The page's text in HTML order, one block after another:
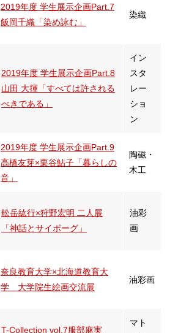
2019年度 学生展示企画Part.7
飯岡千織「染め詠む」
染織
2019年度 学生展示企画Part.8
山田 大揮「すべては許される
べきである」
イン
スタ
レー
ショ
ン
2019年度 学生展示企画Part.9
高橋友芽×栗谷鮎子「暮らしの
音」
陶磁・
木工
舩岳紘行×狩野宏明 二人展
「神話とサイボーグ」
油彩
画
奈良教育大学×北海道教育大
学 大学院生絵画交流展
油彩画
T-Collection vol.7服部麻実
マト